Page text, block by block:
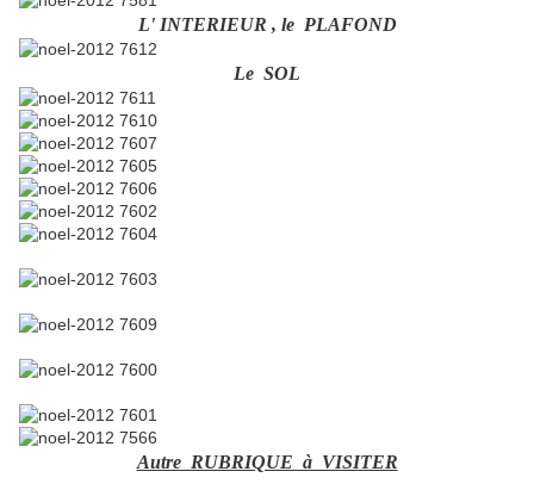
L' INTERIEUR , le PLAFOND
Le SOL
Autre RUBRIQUE à VISITER